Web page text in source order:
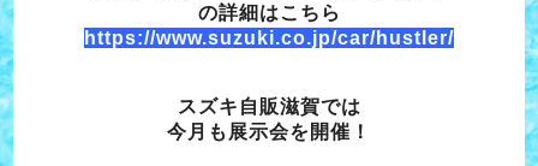
の詳細はこちら
https://www.suzuki.co.jp/car/hustler/
スズキ自販滋賀では
今月も展示会を開催！